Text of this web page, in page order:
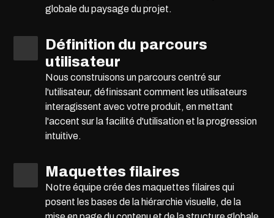
globale du paysage du projet.
Définition du parcours
utilisateur
Nous construisons un parcours centré sur
l'utilisateur, définissant comment les utilisateurs
interagissent avec votre produit, en mettant
l'accent sur la facilité d'utilisation et la progression
intuitive.
Maquettes filaires
Notre équipe crée des maquettes filaires qui
posent les bases de la hiérarchie visuelle, de la